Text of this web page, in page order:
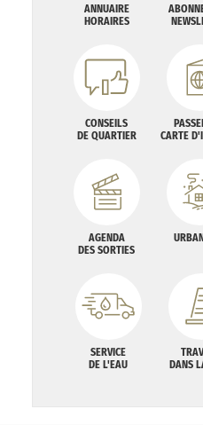
ANNUAIRE
HORAIRES
CONSEILS
DE QUARTIER
CARTE
AGENDA
DES SORTIES
SERVICE
DE L'EAU
DANS